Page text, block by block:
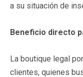
a su situación de
Beneficio directo
La boutique legal
clientes, quienes